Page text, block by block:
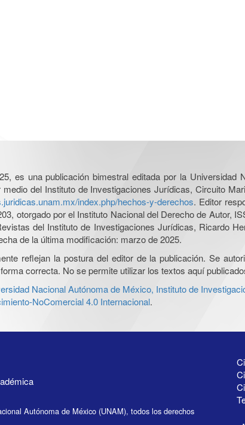
es una publicación bimestral editada por la Universidad
del Instituto de Investigaciones Jurídicas, Circuito
index.php/hechos-y-derechos. Editor
otorgado por el Instituto Nacional del Derecho de Autor,
del Instituto de Investigaciones Jurídicas, Ricardo
de la última modificación: marzo de 2025.
reflejan la postura del editor de la publicación. Se
correcta. No se permite utilizar los textos aquí
Nacional Autónoma de México, Instituto de
NoComercial 4.0 Internacional.
Autónoma de México (UNAM), todos los derechos